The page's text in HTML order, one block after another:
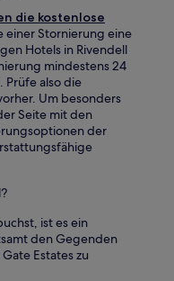
die kostenlose
einer Stornierung eine
Hotels in Rivendell
mindestens 24
Prüfe also die
Um besonders
Seite mit den
der
ist es ein
den Gegenden
Estates zu